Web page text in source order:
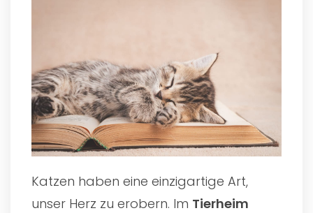
Katzen haben eine einzigartige Art,
unser Herz zu erobern. Im Tierheim